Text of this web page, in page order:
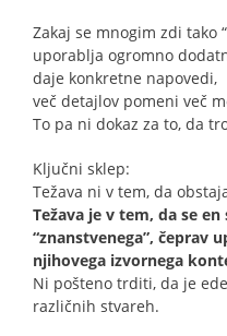
Zakaj se mnogim zdi tako
uporablja ogromno
daje konkretne napovedi,
več detajlov pomeni več
To pa ni dokaz za to, da
Ključni sklep:
Težava ni v tem, da
Težava je v tem, da se
“znanstvenega”, čeprav
njihovega izvornega
Ni pošteno trditi, da je
različnih stvareh.